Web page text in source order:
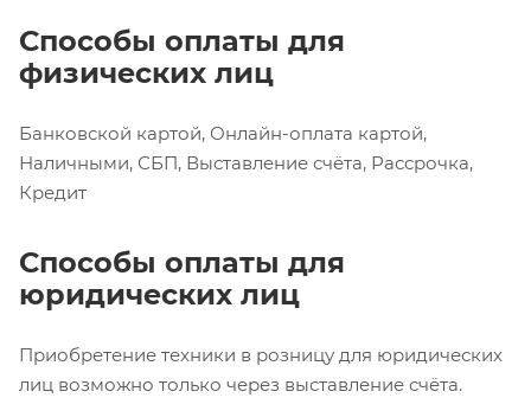
Способы оплаты для
физических лиц
Банковской картой, Онлайн-оплата картой,
Наличными, СБП, Выставление счёта, Рассрочка,
Кредит
Способы оплаты для
юридических лиц
Приобретение техники в розницу для юридических
лиц возможно только через выставление счёта.